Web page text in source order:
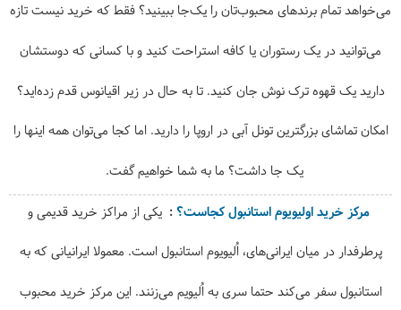
می‌خواهد تمام برندهای محبوب‌تان را یک‌جا ببینید؟ فقط که خرید نیست تازه
می‌توانید در یک رستوران یا کافه استراحت کنید و با کسانی که دوستشان
دارید یک قهوه ترک نوش جان کنید. تا به حال در زیر اقیانوس قدم زده‌اید؟
امکان تماشای بزرگترین تونل آبی در اروپا را دارید. اما کجا می‌توان همه اینها را
یک جا داشت؟ ما به شما خواهیم گفت.
مرکز خرید اولیویوم استانبول کجاست؟
یکی از مراکز خرید قدیمی و
پرطرفدار در میان ایرانی‌های، اُلیویوم استانبول است. معمولا ایرانیانی که به
استانبول سفر می‌کند حتما سری به اُلیویم می‌زنند. این مرکز خرید محبوب